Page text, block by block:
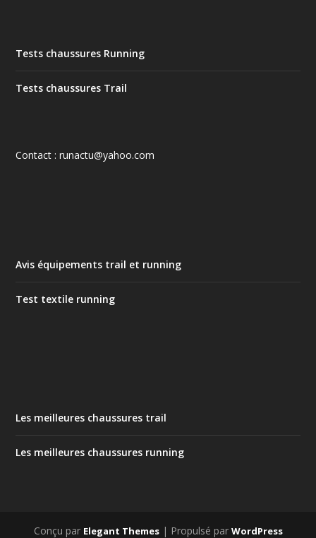
Tests chaussures Running
Tests chaussures Trail
Contact : runactu@yahoo.com
Avis équipements trail et running
Test textile running
Les meilleures chaussures trail
Les meilleures chaussures running
Conçu par Elegant Themes| Propulsé par WordPress